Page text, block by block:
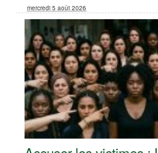
mercredi 5 août 2026